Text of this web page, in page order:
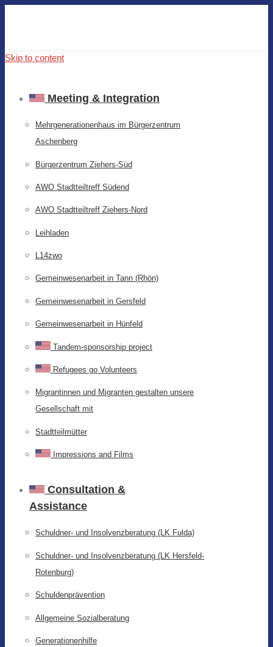
Skip to content
Meeting & Integration
Mehrgenerationenhaus im Bürgerzentrum
Aschenberg
Bürgerzentrum Ziehers-Süd
AWO Stadtteiltreff Südend
AWO Stadtteiltreff Ziehers-Nord
Leihladen
L14zwo
Gemeinwesenarbeit in Tann (Rhön)
Gemeinwesenarbeit in Gersfeld
Gemeinwesenarbeit in Hünfeld
Tandem-sponsorship project
Refugees go Volunteers
Migrantinnen und Migranten gestalten unsere
Gesellschaft mit
Stadtteilmütter
Impressions and Films
Consultation &
Assistance
Schuldner- und Insolvenzberatung (LK Fulda)
Schuldner- und Insolvenzberatung (LK Hersfeld-
Rotenburg)
Schuldenprävention
Allgemeine Sozialberatung
Generationenhilfe